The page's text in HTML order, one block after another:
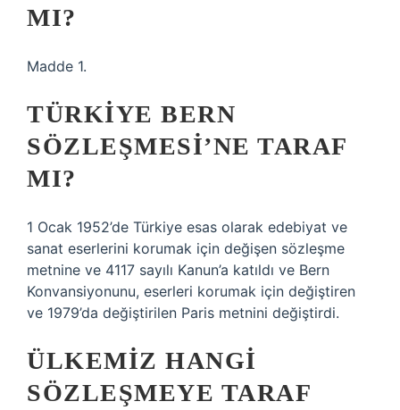
MI?
Madde 1.
TÜRKIYE BERN
SÖZLEŞMESI’NE TARAF
MI?
1 Ocak 1952’de Türkiye esas olarak edebiyat ve
sanat eserlerini korumak için değişen sözleşme
metnine ve 4117 sayılı Kanun’a katıldı ve Bern
Konvansiyonunu, eserleri korumak için değiştiren
ve 1979’da değiştirilen Paris metnini değiştirdi.
ÜLKEMIZ HANGI
SÖZLEŞMEYE TARAF